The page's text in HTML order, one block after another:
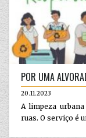
POR UMA
20.11.2023
A limpeza
ruas. O serviço é